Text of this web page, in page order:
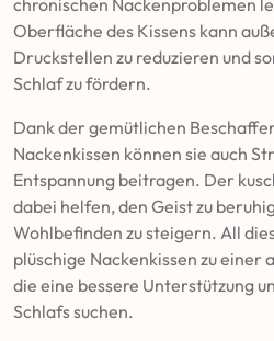
chronischen Nackenproblemen
Oberfläche des Kissens kann
Druckstellen zu reduzieren und
Schlaf zu fördern.
Dank der gemütlichen
Nackenkissen können sie auch
Entspannung beitragen. Der
dabei helfen, den Geist zu
Wohlbefinden zu steigern. All
plüschige Nackenkissen zu
die eine bessere Unterstützung
Schlafs suchen.